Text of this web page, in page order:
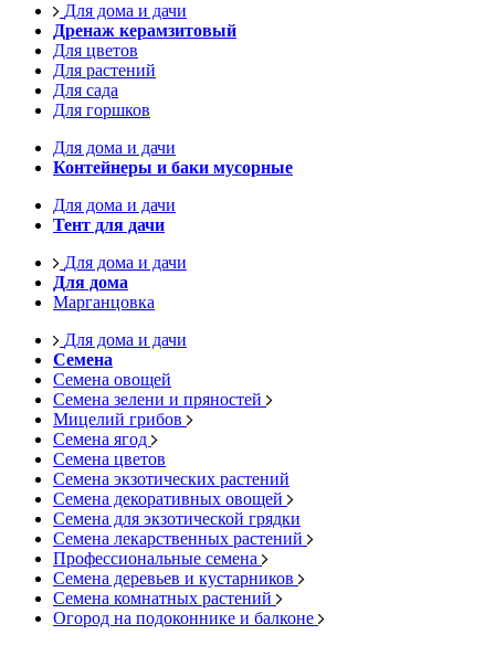
Для дома и дачи
Дренаж керамзитовый
Для цветов
Для растений
Для сада
Для горшков
Для дома и дачи
Контейнеры и баки мусорные
Для дома и дачи
Тент для дачи
Для дома и дачи
Для дома
Марганцовка
Для дома и дачи
Семена
Семена овощей
Семена зелени и пряностей
Мицелий грибов
Семена ягод
Семена цветов
Семена экзотических растений
Семена декоративных овощей
Семена для экзотической грядки
Семена лекарственных растений
Профессиональные семена
Семена деревьев и кустарников
Семена комнатных растений
Огород на подоконнике и балконе